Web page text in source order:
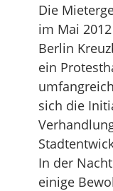
Die
im Mai
Berlin
ein
sich die
In der
einige